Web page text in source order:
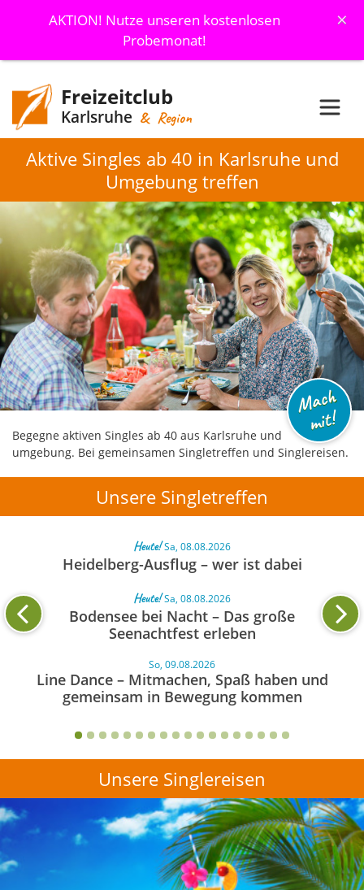
AKTION! Nutze unseren kostenlosen
Probemonat!
×
Freizeitclub
Karlsruhe & Region
Aktive Singles ab 40 in Karlsruhe und
Umgebung treffen
M
a
c
h
mi
t!
Begegne aktiven Singles ab 40 aus Karlsruhe und
umgebung. Bei gemeinsamen Singletreffen und Singlereisen.
Unsere Singletreffen
Heute! Sa, 08.08.2026
Heidelberg-Ausflug – wer ist dabei
Heute! Sa, 08.08.2026
Bodensee bei Nacht – Das große
Seenachtfest erleben
So, 09.08.2026
Line Dance – Mitmachen, Spaß haben und
gemeinsam in Bewegung kommen
Unsere Singlereisen